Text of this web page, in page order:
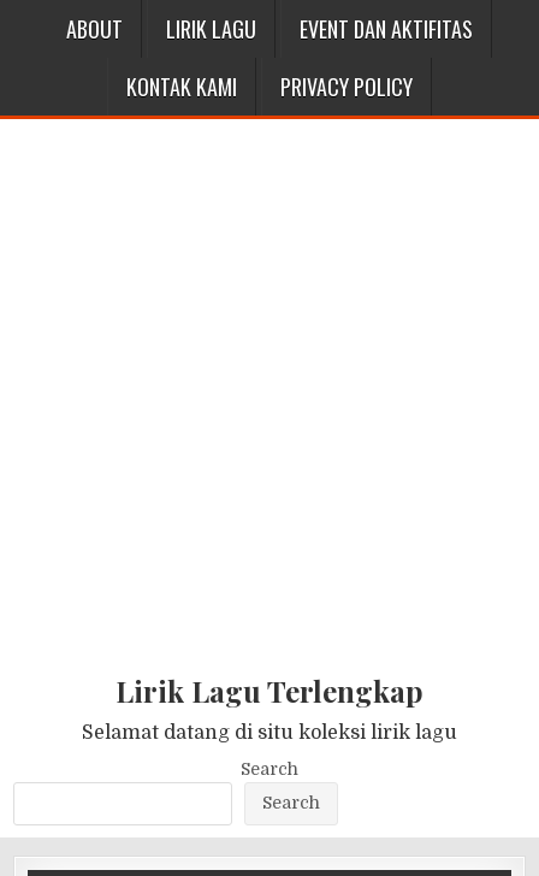
ABOUT LIRIK LAGU
EVENT DAN AKTIFITAS
KONTAK KAMI
PRIVACY POLICY
Lirik Lagu Terlengkap
Selamat datang di situ koleksi lirik lagu
Search
Search